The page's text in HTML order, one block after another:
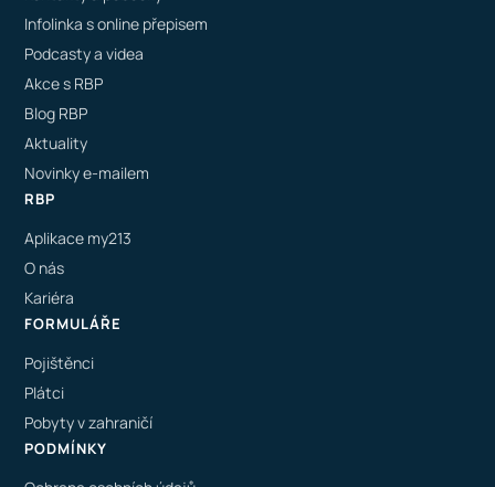
Infolinka s online přepisem
Podcasty a videa
Akce s RBP
Blog RBP
Aktuality
Novinky e-mailem
RBP
Aplikace my213
O nás
Kariéra
FORMULÁŘE
Pojištěnci
Plátci
Pobyty v zahraničí
PODMÍNKY